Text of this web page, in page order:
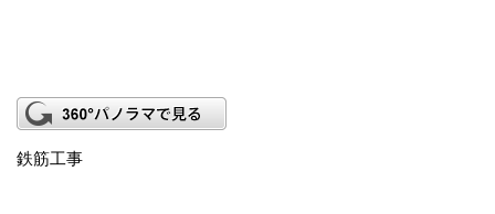
鉄筋工事